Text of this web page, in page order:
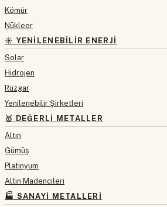
Kömür
Nükleer
☀️ YENILENEBILIR ENERJI
Solar
Hidrojen
Rüzgar
Yenilenebilir Şirketleri
🥇 DEĞERLI METALLER
Altın
Gümüş
Platinyum
Altın Madencileri
🏭 SANAYI METALLERI